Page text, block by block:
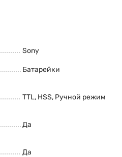
Sony
Батарейки
TTL, HSS, Ручной режим
Да
Да